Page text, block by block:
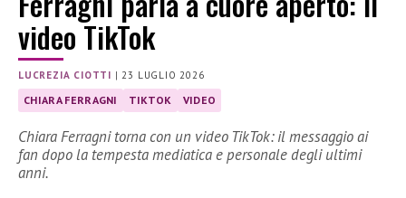
video TikTok
LUCREZIA CIOTTI |23 LUGLIO 2026
CHIARA FERRAGNI TIKTOK VIDEO
Chiara Ferragni torna con un video TikTok: il messaggio ai
fan dopo la tempesta mediatica e personale degli ultimi
anni.